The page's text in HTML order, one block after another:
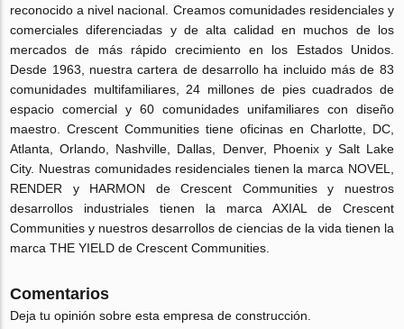
reconocido a nivel nacional. Creamos comunidades residenciales y
comerciales diferenciadas y de alta calidad en muchos de los
mercados de más rápido crecimiento en los Estados Unidos.
Desde 1963, nuestra cartera de desarrollo ha incluido más de 83
comunidades multifamiliares, 24 millones de pies cuadrados de
espacio comercial y 60 comunidades unifamiliares con diseño
maestro. Crescent Communities tiene oficinas en Charlotte, DC,
Atlanta, Orlando, Nashville, Dallas, Denver, Phoenix y Salt Lake
City. Nuestras comunidades residenciales tienen la marca NOVEL,
RENDER y HARMON de Crescent Communities y nuestros
desarrollos industriales tienen la marca AXIAL de Crescent
Communities y nuestros desarrollos de ciencias de la vida tienen la
marca THE YIELD de Crescent Communities.
Comentarios
Deja tu opinión sobre esta empresa de construcción.